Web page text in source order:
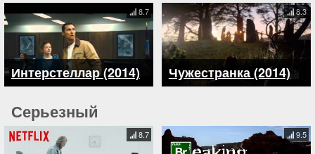
Интерстеллар (2014)
8.7
Чужестранка (2014)
8.3
Серьезный
8.7 9.5